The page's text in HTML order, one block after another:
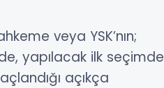
veya YSK’nın;
yapılacak ilk seçimde
açıkça